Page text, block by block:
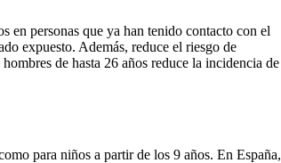
en personas que ya han tenido contacto con el
expuesto. Además, reduce el riesgo de
de hasta 26 años reduce la incidencia de
para niños a partir de los 9 años. En España,